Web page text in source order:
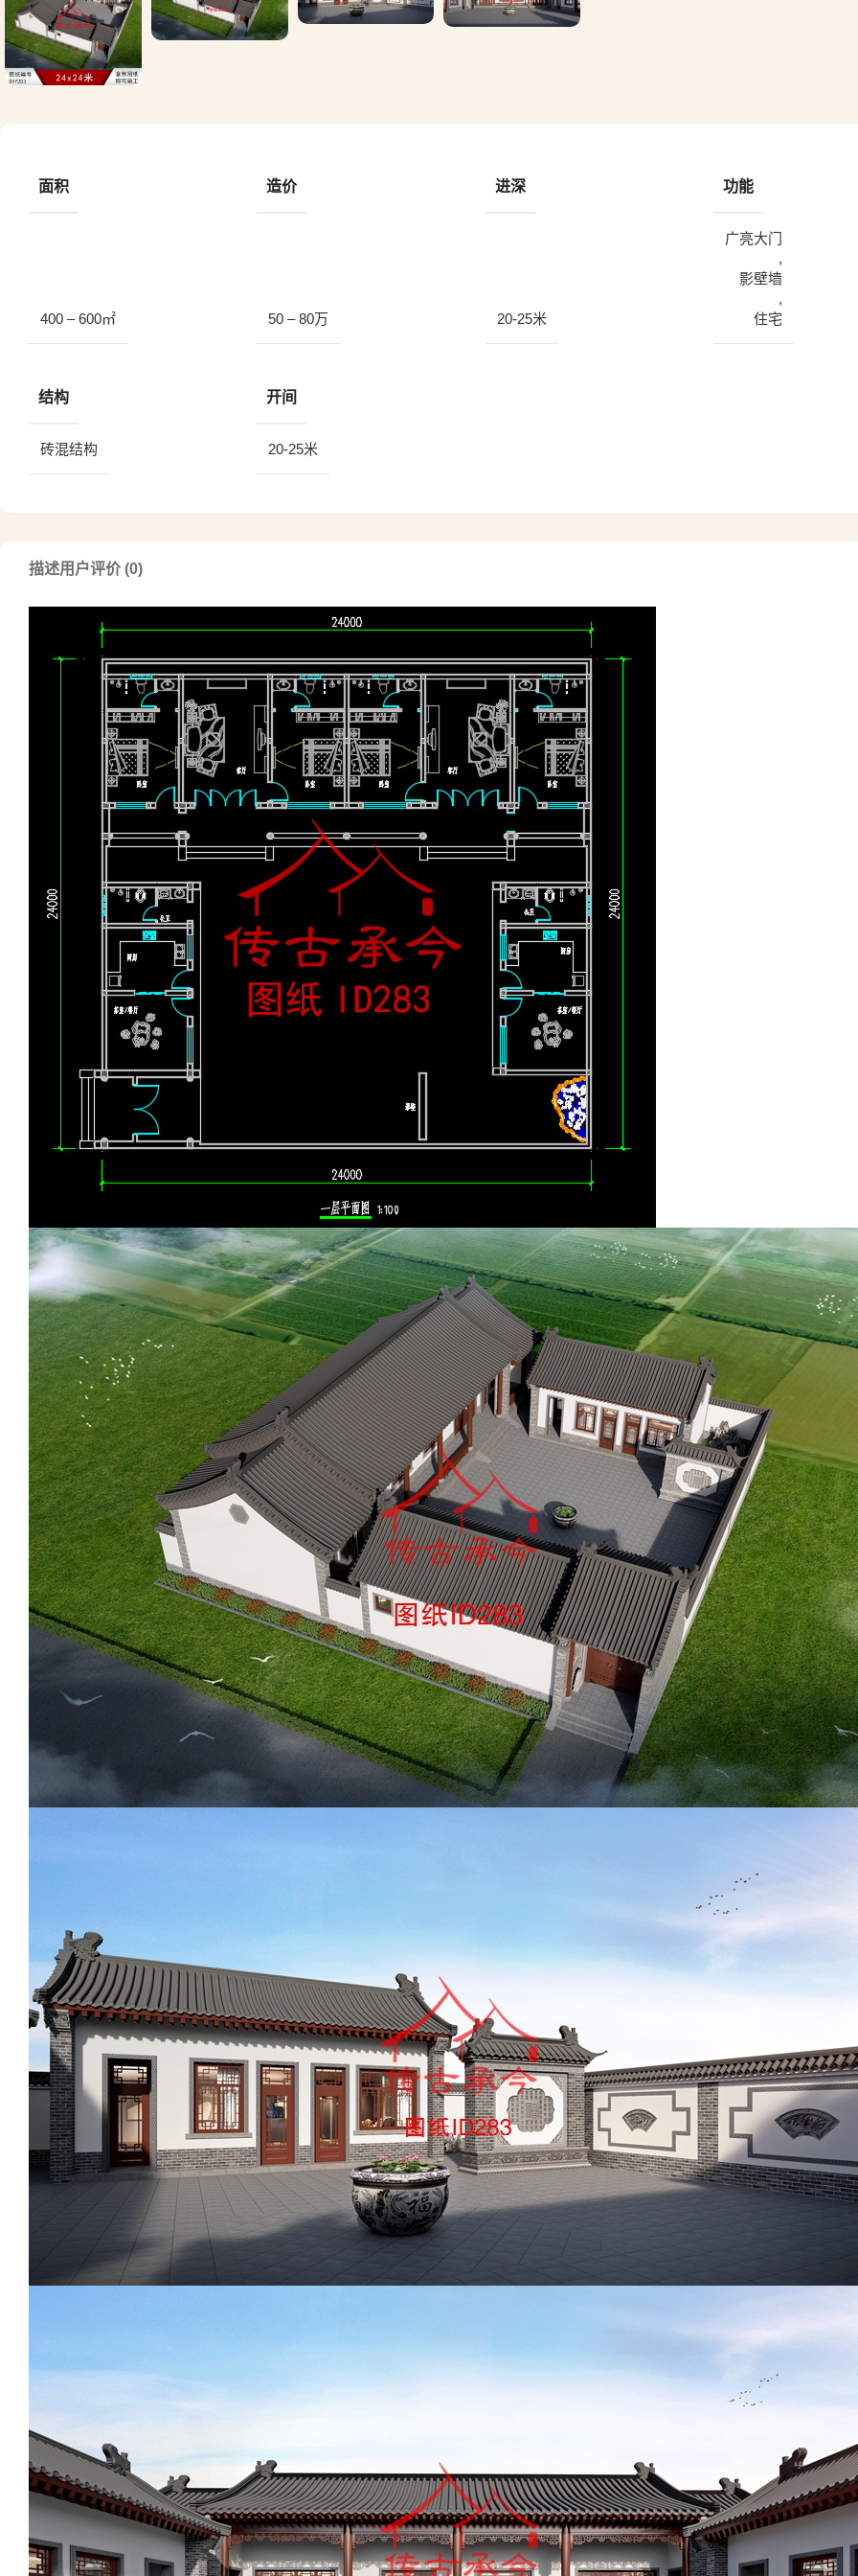
面积
400 – 600㎡
造价
50 – 80万
进深
20-25米
功能
广亮大门
,
影壁墙
,
住宅
结构
砖混结构
开间
20-25米
描述用户评价 (0)